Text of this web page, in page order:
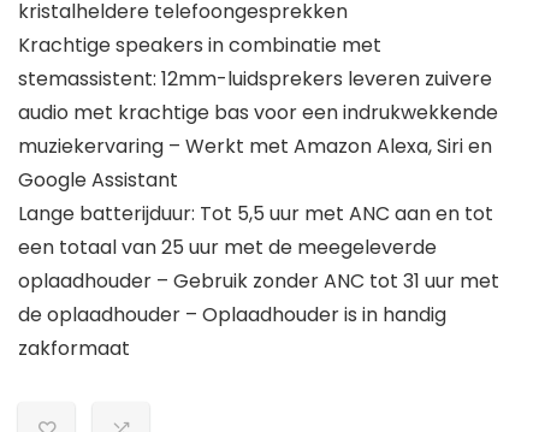
kristalheldere telefoongesprekken
Krachtige speakers in combinatie met
stemassistent: 12mm-luidsprekers leveren zuivere
audio met krachtige bas voor een indrukwekkende
muziekervaring – Werkt met Amazon Alexa, Siri en
Google Assistant
Lange batterijduur: Tot 5,5 uur met ANC aan en tot
een totaal van 25 uur met de meegeleverde
oplaadhouder – Gebruik zonder ANC tot 31 uur met
de oplaadhouder – Oplaadhouder is in handig
zakformaat